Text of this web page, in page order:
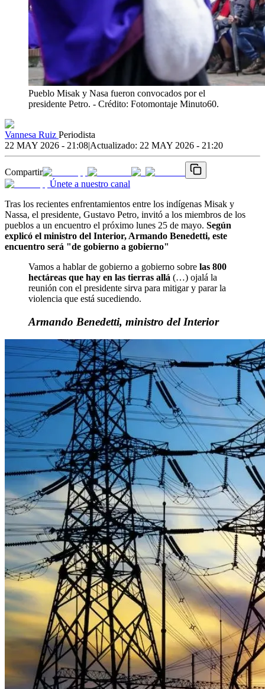
Pueblo Misak y Nasa fueron convocados por el
presidente Petro. - Crédito: Fotomontaje Minuto60.
Vannesa Ruiz Periodista
22 MAY 2026 - 21:08|Actualizado: 22 MAY 2026 - 21:20
Compartir
Únete a nuestro canal
Tras los recientes enfrentamientos entre los indígenas Misak y
Nassa, el presidente, Gustavo Petro, invitó a los miembros de los
pueblos a un encuentro el próximo lunes 25 de mayo. Según
explicó el ministro del Interior, Armando Benedetti, este
encuentro será "de gobierno a gobierno"
Vamos a hablar de gobierno a gobierno sobre las 800
hectáreas que hay en las tierras allá (…) ojalá la
reunión con el presidente sirva para mitigar y parar la
violencia que está sucediendo.
Armando Benedetti, ministro del Interior